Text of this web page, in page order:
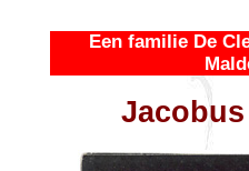
Een familie De